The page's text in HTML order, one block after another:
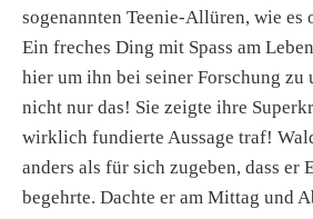
sogenannten Teenie-Allüren, wie es
Ein freches Ding mit Spass am
hier um ihn bei seiner Forschung zu
nicht nur das! Sie zeigte ihre
wirklich fundierte Aussage traf!
anders als für sich zugeben, dass er
begehrte. Dachte er am Mittag und